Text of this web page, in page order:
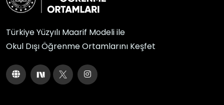
Türkiye Yüzyılı Maarif Modeli ile
Okul Dışı Öğrenme Ortamlarını Keşfet